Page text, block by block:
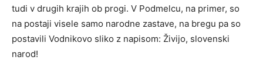
tudi v drugih krajih ob progi. V Podmelcu, na primer, so
na postaji visele samo narodne zastave, na bregu pa so
postavili Vodnikovo sliko z napisom: Živijo, slovenski
narod!